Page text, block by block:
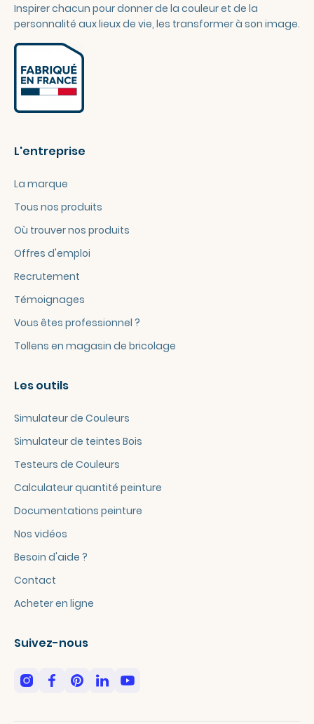
Inspirer chacun pour donner de la couleur et de la
personnalité aux lieux de vie, les transformer à son image.
L'entreprise
La marque
Tous nos produits
Où trouver nos produits
Offres d'emploi
Recrutement
Témoignages
Vous êtes professionnel ?
Tollens en magasin de bricolage
Les outils
Simulateur de Couleurs
Simulateur de teintes Bois
Testeurs de Couleurs
Calculateur quantité peinture
Documentations peinture
Nos vidéos
Besoin d'aide ?
Contact
Acheter en ligne
Suivez-nous